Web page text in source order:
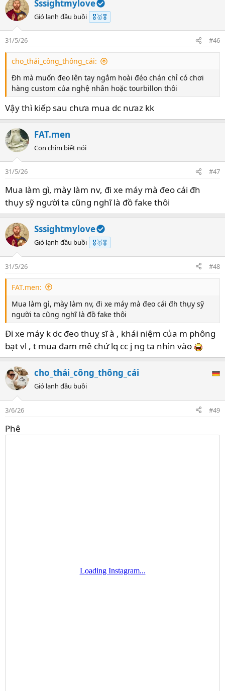
Sssightmylove
Gió lạnh đầu buồi 🎖️🥇🎖️
31/5/26 #46
cho_thái_công_thông_cái:
Đh mà muốn đeo lên tay ngắm hoài đéo chán chỉ có chơi
hàng custom của nghệ nhân hoặc tourbillon thôi
Vậy thì kiếp sau chưa mua dc nưaz kk
FAT.men
Con chim biết nói
31/5/26 #47
Mua làm gì, mày làm nv, đi xe máy mà đeo cái đh
thụy sỹ người ta cũng nghĩ là đồ fake thôi
Sssightmylove
Gió lạnh đầu buồi 🎖️🥇🎖️
31/5/26 #48
FAT.men:
Mua làm gì, mày làm nv, đi xe máy mà đeo cái đh thụy sỹ
người ta cũng nghĩ là đồ fake thôi
Đi xe máy k dc đeo thuỵ sĩ à , khái niệm của m phông
bạt vl , t mua đam mê chứ lq cc j ng ta nhìn vào
cho_thái_công_thông_cái
Gió lạnh đầu buồi
3/6/26 #49
Phê